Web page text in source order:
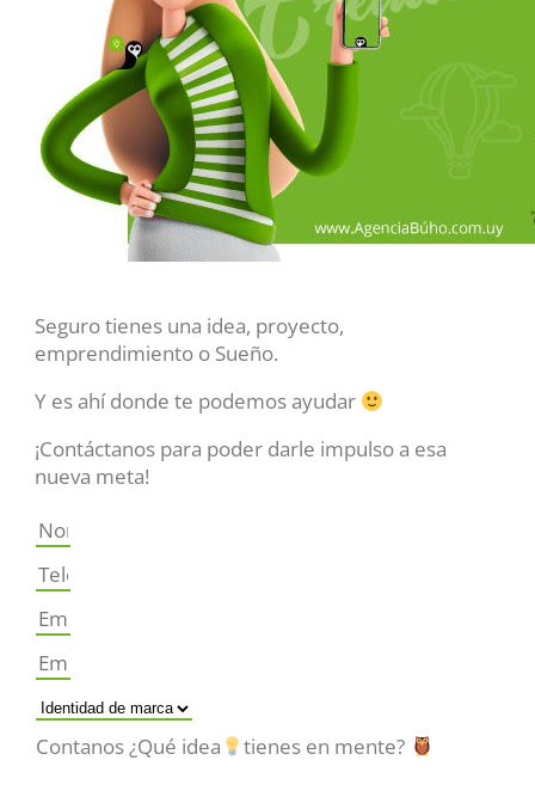
Seguro tienes una idea, proyecto,
emprendimiento o Sueño.
Y es ahí donde te podemos ayudar
¡Contáctanos para poder darle impulso a esa
nueva meta!
Contanos ¿Qué idea tienes en mente?